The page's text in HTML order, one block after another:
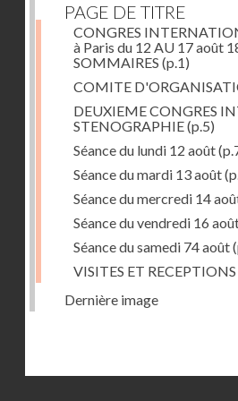
PAGE DE TITRE
CONGRES
à Paris du 12 AU 17 août
SOMMAIRES (p.1)
COMITE
DEUXIEME CONGRES
STENOGRAPHIE(p.5)
Séance du lundi 12 août
Séance du mardi 13 août
Séance du mercredi 14
Séance du vendredi 16
Séance du samedi 74 août
VISITES ET RECEPTIONS
Dernière image